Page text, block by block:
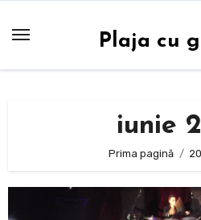
Plaja cu
iunie
Prima pagină